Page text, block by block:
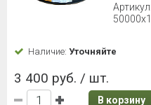
Наличие: Уточняйте
3 400 руб. / шт.
В корзину